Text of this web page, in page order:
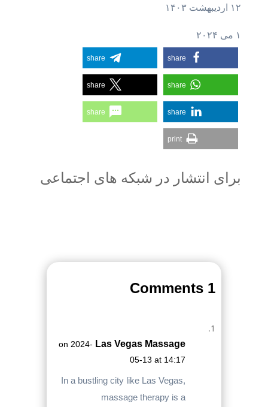
۱۲ اردیبهشت ۱۴۰۳
۱ می ۲۰۲۴
share
share
share
share
share
share
print
برای انتشار در شبکه های اجتماعی
1 Comments
Las Vegas Massage
on 2024-
05-13 at 14:17
In a bustling city like Las Vegas,
massage therapy is a